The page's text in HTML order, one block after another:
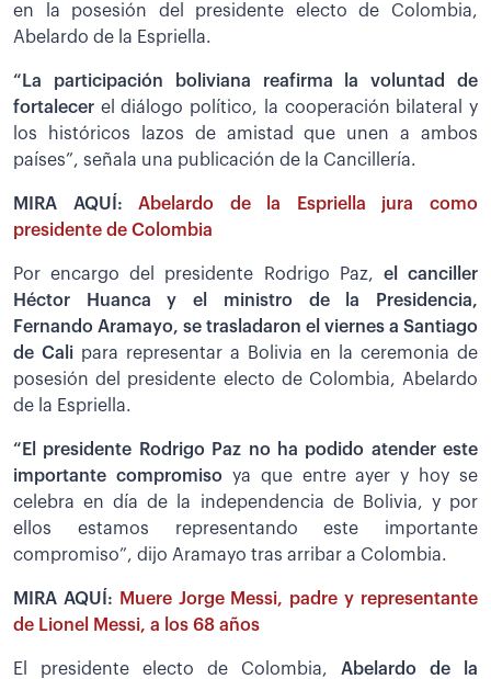
en la posesión del presidente electo de Colombia,
Abelardo de la Espriella.
“La participación boliviana reafirma la voluntad de
fortalecer el diálogo político, la cooperación bilateral y
los históricos lazos de amistad que unen a ambos
países”, señala una publicación de la Cancillería.
MIRA AQUÍ:Abelardo de la Espriella jura como
presidente de Colombia
Por encargo del presidente Rodrigo Paz, el canciller
Héctor Huanca y el ministro de la Presidencia,
Fernando Aramayo, se trasladaron el viernes a Santiago
de Cali para representar a Bolivia en la ceremonia de
posesión del presidente electo de Colombia, Abelardo
de la Espriella.
“El presidente Rodrigo Paz no ha podido atender este
importante compromisoya que entre ayer y hoy se
celebra en día de la independencia de Bolivia, y por
ellos estamos representando este importante
compromiso”, dijo Aramayo tras arribar a Colombia.
MIRA AQUÍ:
Muere Jorge Messi, padre y representante
de Lionel Messi, a los 68 años
El presidente electo de Colombia, Abelardo de la